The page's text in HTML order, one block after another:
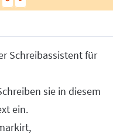
Schreibassistent für
sie in diesem
ein.